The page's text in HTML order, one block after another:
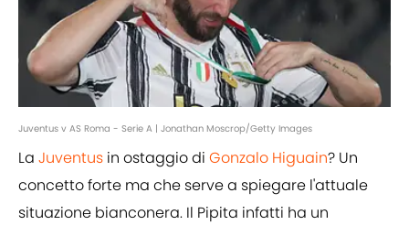
Juventus v AS Roma - Serie A | Jonathan Moscrop/Getty Images
La Juventus in ostaggio di Gonzalo Higuain? Un
concetto forte ma che serve a spiegare l'attuale
situazione bianconera. Il Pipita infatti ha un